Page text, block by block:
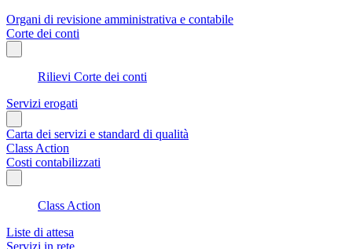
Organi di revisione amministrativa e contabile
Corte dei conti
Rilievi Corte dei conti
Servizi erogati
Carta dei servizi e standard di qualità
Class Action
Costi contabilizzati
Class Action
Liste di attesa
Servizi in rete